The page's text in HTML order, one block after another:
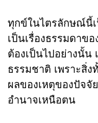
ทุกข์ในไตรลักษณ์นี้
เป็นเรื่องธรรมดาข
ต้องเป็นไปอย่างนั้น
ธรรมชาติ เพราะสิ่ง
ผลของเหตุของปัจจั
อำนาจเหนือตน